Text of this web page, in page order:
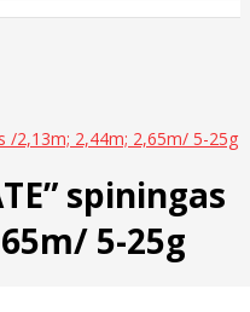
/2,13m; 2,44m; 2,65m/ 5-25g
spiningas
5-25g